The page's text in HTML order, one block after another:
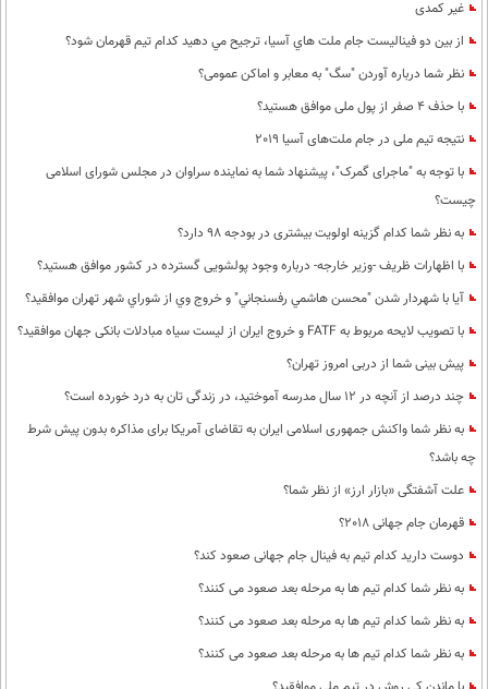
غیر کمدی
از بين دو فيناليست جام ملت هاي آسيا، ترجيح مي دهيد كدام تيم قهرمان شود؟
نظر شما درباره آوردن "سگ" به معابر و اماکن عمومی؟
با حذف 4 صفر از پول ملی موافق هستید؟
نتیجه تیم ملی در جام ملت‌های آسیا 2019
با توجه به "ماجرای گمرک"، پیشنهاد شما به نماینده سراوان در مجلس شورای اسلامی
چیست؟
به نظر شما كدام گزینه اولویت بیشتری در بودجه 98 دارد؟
با اظهارات ظریف -وزیر خارجه- درباره وجود پولشویی گسترده در کشور موافق هستید؟
آيا با شهردار شدن "محسن هاشمي رفسنجاني" و خروج وي از شوراي شهر تهران موافقيد؟
با تصویب لایحه مربوط به FATF و خروج ایران از لیست سیاه مبادلات بانکی جهان موافقید؟
پیش بینی شما از دربی امروز تهران؟
چند درصد از آنچه در 12 سال مدرسه آموختید، در زندگی تان به درد خورده است؟
به نظر شما واکنش جمهوری اسلامی ایران به تقاضای آمریکا برای مذاکره بدون پیش شرط
چه باشد؟
علت آشفتگی «بازار ارز» از نظر شما؟
قهرمان جام جهانی 2018؟
دوست دارید کدام تیم به فینال جام جهانی صعود کند؟
به نظر شما کدام تیم ها به مرحله بعد صعود می کنند؟
به نظر شما کدام تیم ها به مرحله بعد صعود می کنند؟
به نظر شما کدام تیم ها به مرحله بعد صعود می کنند؟